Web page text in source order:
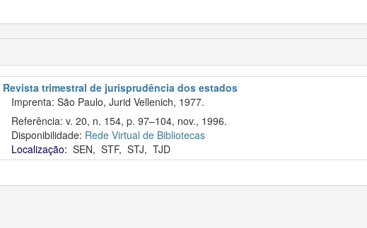
Revista trimestral de jurisprudência dos estados
Imprenta: São Paulo, Jurid Vellenich, 1977.
Referência: v. 20, n. 154, p. 97–104, nov., 1996.
Disponibilidade: Rede Virtual de Bibliotecas
Localização: SEN, STF, STJ, TJD